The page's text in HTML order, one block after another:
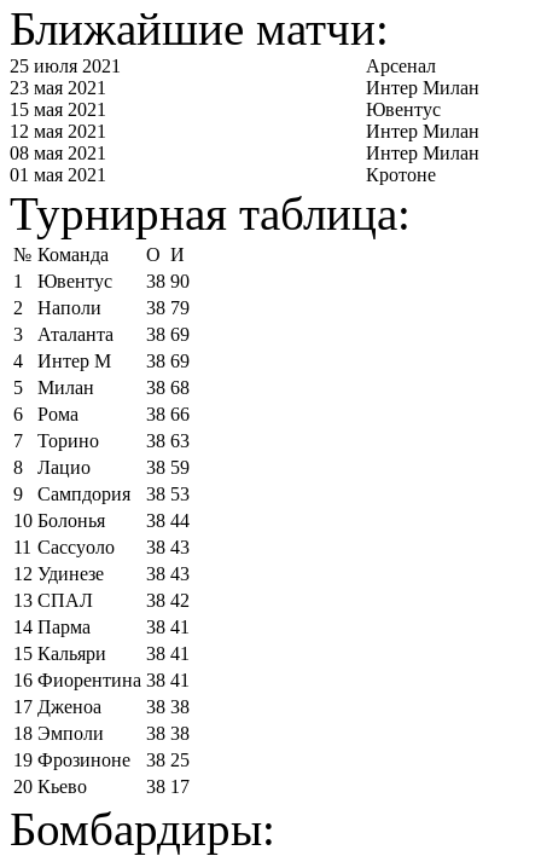
Ближайшие матчи:
25 июля 2021
Арсенал
23 мая 2021
Интер Милан
15 мая 2021
Ювентус
12 мая 2021
Интер Милан
08 мая 2021
Интер Милан
01 мая 2021
Кротоне
Турнирная таблица:
№ Команда О И
1
Ювентус 38 90
2
Наполи 38 79
3
Аталанта 38 69
4
Интер М 38 69
5
Милан 38 68
6
Рома 38 66
7
Торино 38 63
8
Лацио 38 59
9
Сампдория 38 53
10 Болонья 38 44
11 Сассуоло 38 43
12 Удинезе 38 43
13 СПАЛ 38 42
14 Парма 38 41
15 Кальяри 38 41
16 Фиорентина 38 41
17 Дженоа 38 38
18 Эмполи 38 38
19 Фрозиноне 38 25
20 Кьево 38 17
Бомбардиры: